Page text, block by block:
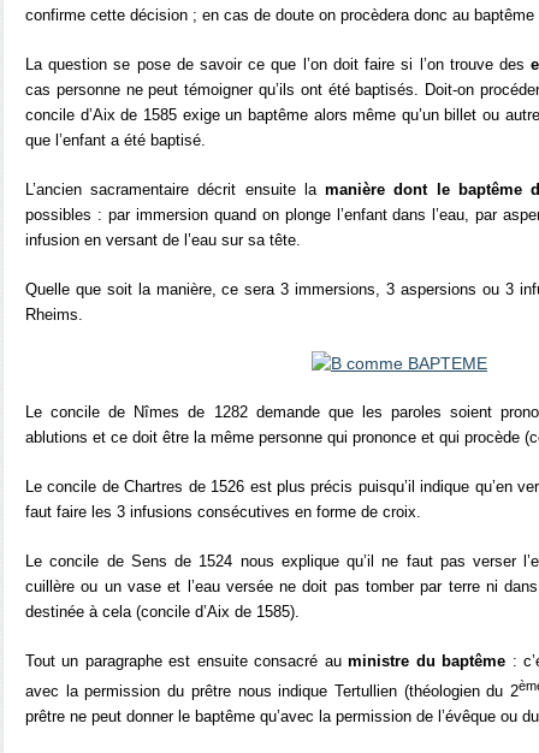
confirme cette décision ; en cas de doute on procèdera donc au
La question se pose de savoir ce que l’on doit faire si l’on trouve des
cas personne ne peut témoigner qu’ils ont été baptisés. Doit-on
concile d’Aix de 1585 exige un baptême alors même qu’un billet ou
que l’enfant a été baptisé.
L’ancien sacramentaire décrit ensuite lamanière dont le baptême
possibles : par immersion quand on plonge l’enfant dans l’eau, par
infusion en versant de l’eau sur sa tête.
Quelle que soit la manière, ce sera 3 immersions, 3 aspersions ou 3
Rheims.
Le concile de Nîmes de 1282 demande que les paroles soient
ablutions et ce doit être la même personne qui prononce et qui procède
Le concile de Chartres de 1526 est plus précis puisqu’il indique qu’en
faut faire les 3 infusions consécutives en forme de croix.
Le concile de Sens de 1524 nous explique qu’il ne faut pas verser
cuillère ou un vase et l’eau versée ne doit pas tomber par terre ni
destinée à cela (concile d’Aix de 1585).
Tout un paragraphe est ensuite consacré auministre du baptême :
avec la permission du prêtre nous indique Tertullien (théologien du 2
prêtre ne peut donner le baptême qu’avec la permission de l’évêque ou